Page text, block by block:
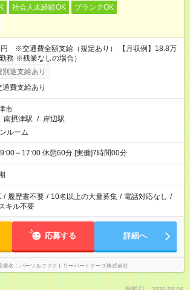
社会人未経験OK
ブランクOK
※交通費全額支給（規定あり） 【月収例】18.8万
務 ※残業なしの場合）
別途支給あり
通費支給あり
市
南摂津駅 / 岸辺駅
ルーム
9:00～17:00 休憩60分 [実働]7時間00分
/ 履歴書不要 / 10名以上の大量募集 / 電話対応なし /
キル不要
応募する 詳細へ
業名 パーソルファクトリーパートナーズ株式会社